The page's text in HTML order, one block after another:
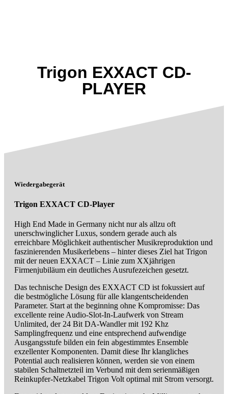
Trigon EXXACT CD-
PLAYER
Wiedergabegerät
Trigon EXXACT CD-Player
High End Made in Germany nicht nur als allzu oft
unerschwinglicher Luxus, sondern gerade auch als
erreichbare Möglichkeit authentischer Musikreproduktion und
faszinierenden Musikerlebens – hinter dieses Ziel hat Trigon
mit der neuen EXXACT – Linie zum XXjährigen
Firmenjubiläum ein deutliches Ausrufezeichen gesetzt.
Das technische Design des EXXACT CD ist fokussiert auf
die bestmögliche Lösung für alle klangentscheidenden
Parameter. Start at the beginning ohne Kompromisse: Das
excellente reine Audio-Slot-In-Laufwerk von Stream
Unlimited, der 24 Bit DA-Wandler mit 192 Khz
Samplingfrequenz und eine entsprechend aufwendige
Ausgangsstufe bilden ein fein abgestimmtes Ensemble
exzellenter Komponenten. Damit diese Ihr klangliches
Potential auch realisieren können, werden sie von einem
stabilen Schaltnetzteil im Verbund mit dem serienmäßigen
Reinkupfer-Netzkabel Trigon Volt optimal mit Strom versorgt.